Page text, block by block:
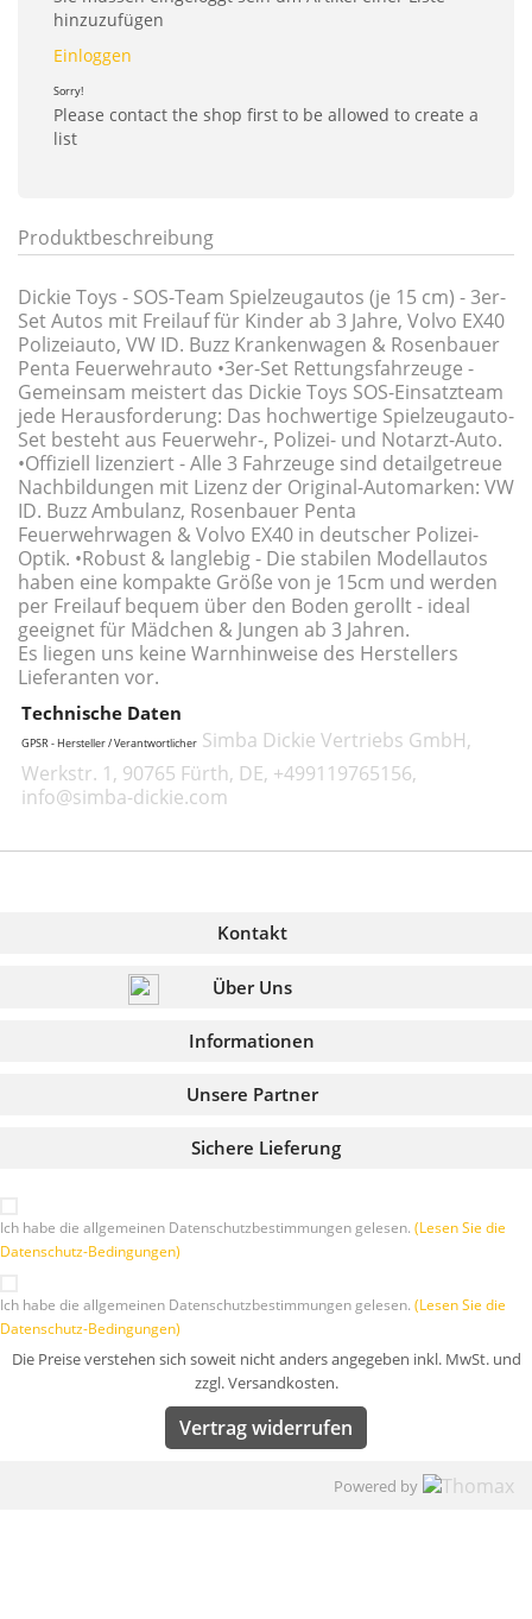
hinzuzufügen
Einloggen
Sorry!
Please contact the shop first to be allowed to create a
list
Produktbeschreibung
Dickie Toys - SOS-Team Spielzeugautos (je 15 cm) - 3er-
Set Autos mit Freilauf für Kinder ab 3 Jahre, Volvo EX40
Polizeiauto, VW ID. Buzz Krankenwagen & Rosenbauer
Penta Feuerwehrauto •3er-Set Rettungsfahrzeuge -
Gemeinsam meistert das Dickie Toys SOS-Einsatzteam
jede Herausforderung: Das hochwertige Spielzeugauto-
Set besteht aus Feuerwehr-, Polizei- und Notarzt-Auto.
•Offiziell lizenziert - Alle 3 Fahrzeuge sind detailgetreue
Nachbildungen mit Lizenz der Original-Automarken: VW
ID. Buzz Ambulanz, Rosenbauer Penta
Feuerwehrwagen & Volvo EX40 in deutscher Polizei-
Optik. •Robust & langlebig - Die stabilen Modellautos
haben eine kompakte Größe von je 15cm und werden
per Freilauf bequem über den Boden gerollt - ideal
geeignet für Mädchen & Jungen ab 3 Jahren.
Es liegen uns keine Warnhinweise des Herstellers
Lieferanten vor.
Technische Daten
GPSR - Hersteller / Verantwortlicher Simba Dickie Vertriebs GmbH,
Werkstr. 1, 90765 Fürth, DE, +499119765156,
info@simba-dickie.com
Kontakt
Über Uns
Informationen
Sichere Lieferung
Unsere Partner
Ich habe die allgemeinen Datenschutzbestimmungen gelesen. (Lesen Sie die
Datenschutz-Bedingungen)
Ich habe die allgemeinen Datenschutzbestimmungen gelesen. (Lesen Sie die
Datenschutz-Bedingungen)
Die Preise verstehen sich soweit nicht anders angegeben inkl. MwSt. und
zzgl. Versandkosten.
Vertrag widerrufen
Powered by